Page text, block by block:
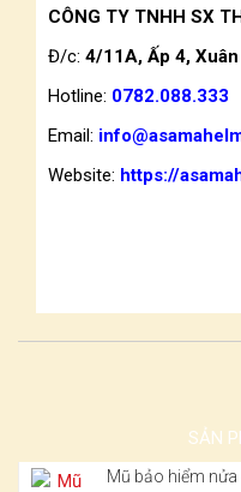
CÔNG TY TNHH SX
Đ/c: 4/11A, Ấp 4,
Hotline: 0782.088.333
Email:
Website: https://
SẢN
Mũ bảo hiểm